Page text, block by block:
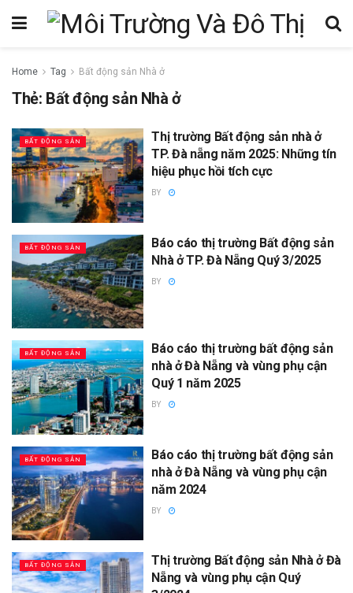
Home Tag Bất động sản Nhà ở
Thẻ: Bất động sản Nhà ở
BẤT ĐỘNG SẢN
Thị trường Bất động sản nhà ở
TP. Đà nẵng năm 2025: Những tín
hiệu phục hồi tích cực
BY
BẤT ĐỘNG SẢN
Báo cáo thị trường Bất động sản
Nhà ở TP. Đà Nẵng Quý 3/2025
BY
BẤT ĐỘNG SẢN
Báo cáo thị trường bất động sản
nhà ở Đà Nẵng và vùng phụ cận
Quý 1 năm 2025
BY
BẤT ĐỘNG SẢN
Báo cáo thị trường bất động sản
nhà ở Đà Nẵng và vùng phụ cận
năm 2024
BY
BẤT ĐỘNG SẢN
Thị trường Bất động sản Nhà ở Đà
Nẵng và vùng phụ cận Quý